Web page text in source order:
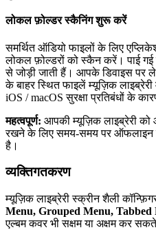
लोकल फ़ोल्डर स्कैनिंग शुरू करें
समर्थित ऑडियो फाइलों के लिए
लोकल फ़ोल्डरों को स्कैन करें। पाई गई
से जोड़ी जाती हैं। आपके डिवाइस पर
के बाहर स्थित फाइलें म्यूज़िक
iOS / macOS सुरक्षा प्रतिबंधों के
महत्वपूर्ण: आपकी म्यूज़िक लाइब्रेरी
रखने के लिए समय-समय पर ऑफलाइन
है।
व्यक्तिगतकरण
म्यूज़िक लाइब्रेरी स्क्रीन शैली
Menu, Grouped Menu, Tabbed
एल्बम कवर भी सक्षम या अक्षम कर